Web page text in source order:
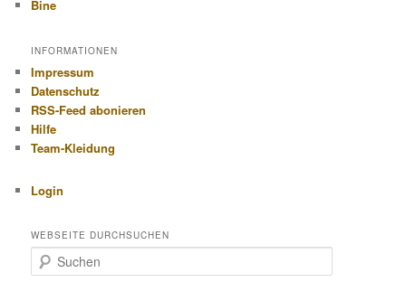
Bine
INFORMATIONEN
Impressum
Datenschutz
RSS-Feed abonieren
Hilfe
Team-Kleidung
Login
WEBSEITE DURCHSUCHEN
u